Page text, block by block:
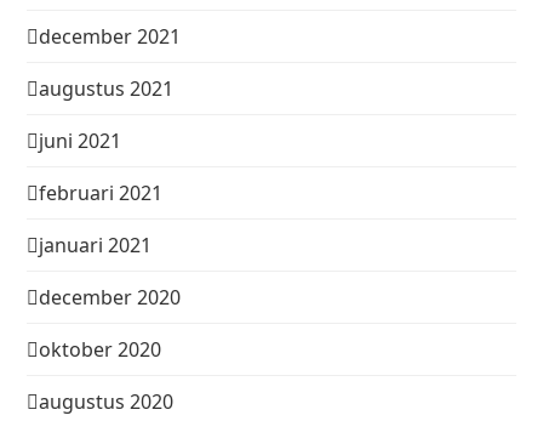
december 2021
augustus 2021
juni 2021
februari 2021
januari 2021
december 2020
oktober 2020
augustus 2020